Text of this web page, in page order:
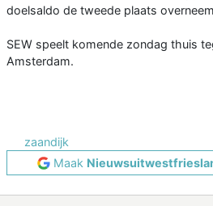
doelsaldo de tweede plaats
SEW speelt komende zondag thuis
Amsterdam.
zaandijk
Maak